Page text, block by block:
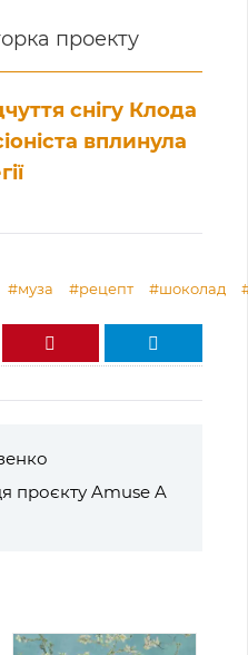
проекту
снігу Клода
вплинула
#муза #рецепт #шоколад
проєкту Amuse A